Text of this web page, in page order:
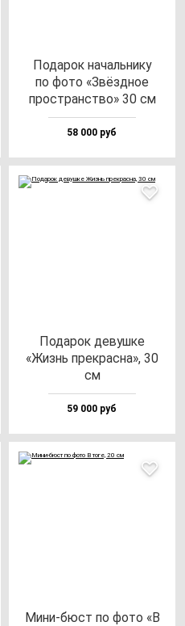
Пода­рок на­чаль­ни­ку
по фо­то «Звёз­дное
прос­транс­тво» 30 см
58 000 руб
Пода­рок де­вуш­ке
«Жизнь прек­рас­на», 30
см
59 000 руб
Мини-бюст по фо­то «В